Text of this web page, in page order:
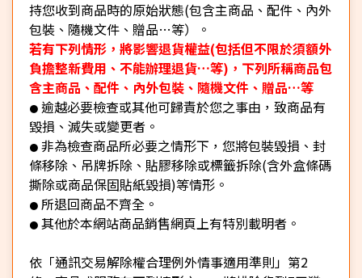
持您收到商品時的原始狀態(包含主商品、配件、內外
包裝、隨機文件、贈品…等）。
若有下列情形，將影響退貨權益(包括但不限於須額外
負擔整新費用、不能辦理退貨…等)，下列所稱商品包
含主商品、配件、內外包裝、隨機文件、贈品…等
● 逾越必要檢查或其他可歸責於您之事由，致商品有
毀損、滅失或變更者。
● 非為檢查商品所必要之情形下，您將包裝毀損、封
條移除、吊牌拆除、貼膠移除或標籤拆除(含外盒條碼
撕除或商品保固貼紙毀損)等情形。
● 所退回商品不齊全。
● 其他於本網站商品銷售網頁上有特別載明者。
依「通訊交易解除權合理例外情事適用準則」第2